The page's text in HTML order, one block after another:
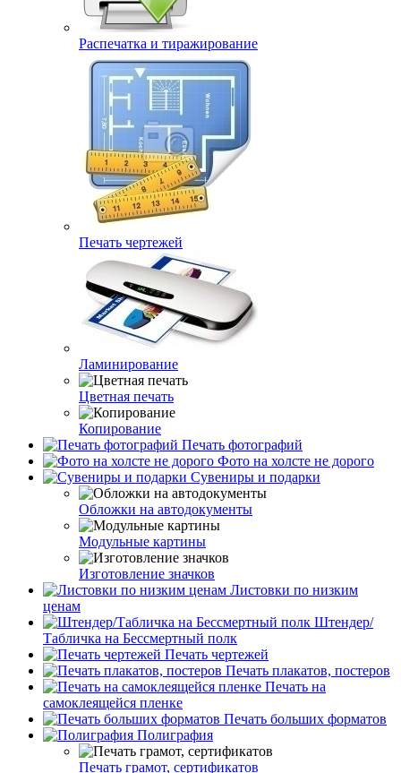
Распечатка и тиражирование
Печать чертежей
Ламинирование
Цветная печать
Копирование
Печать фотографий
Фото на холсте не дорого
Сувениры и подарки
Обложки на автодокументы
Модульные картины
Изготовление значков
Листовки по низким
ценам
Штендер/
Табличка на Бессмертный полк
Печать чертежей
Печать плакатов, постеров
Печать на
самоклеящейся пленке
Печать больших форматов
Полиграфия
Печать грамот, сертификатов